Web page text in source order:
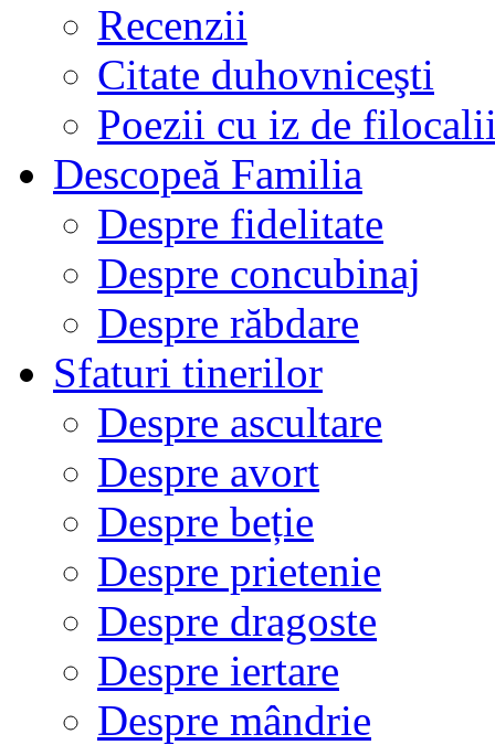
Recenzii
Citate duhovniceşti
Poezii cu iz de
Descopeă Familia
Despre fidelitate
Despre concubinaj
Despre răbdare
Sfaturi tinerilor
Despre ascultare
Despre avort
Despre beție
Despre prietenie
Despre dragoste
Despre iertare
Despre mândrie